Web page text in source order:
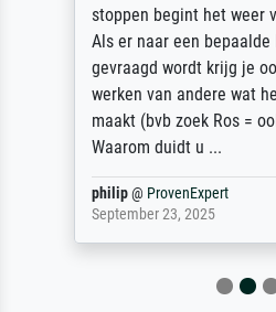
stoppen begint het weer
Als er naar een bepaalde
gevraagd wordt krijg je
werken van andere wat
maakt (bvb zoek Ros =
Waarom duidt u ...
philip@ ProvenExpert
September 23, 2025